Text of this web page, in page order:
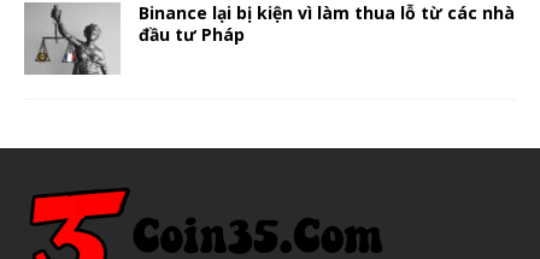
Binance lại bị kiện vì làm thua lỗ từ các nhà
đầu tư Pháp